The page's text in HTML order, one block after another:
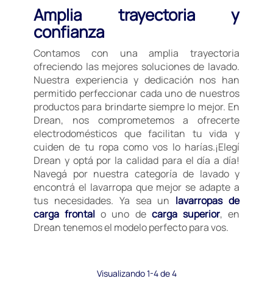
Amplia trayectoria y
confianza
Contamos con una amplia trayectoria
ofreciendo las mejores soluciones de lavado.
Nuestra experiencia y dedicación nos han
permitido perfeccionar cada uno de nuestros
productos para brindarte siempre lo mejor. En
Drean, nos comprometemos a ofrecerte
electrodomésticos que facilitan tu vida y
cuiden de tu ropa como vos lo harías.¡Elegí
Drean y optá por la calidad para el día a día!
Navegá por nuestra categoría de lavado y
encontrá el lavarropa que mejor se adapte a
tus necesidades. Ya sea un lavarropas de
carga frontal o uno de carga superior, en
Drean tenemos el modelo perfecto para vos.
Visualizando 1-4 de 4